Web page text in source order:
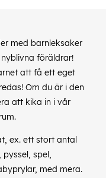
med barnleksaker
föräldrar!
att få ett eget
Om du är i den
att kika in i vår
ex. ett stort antal
spel,
med mera.